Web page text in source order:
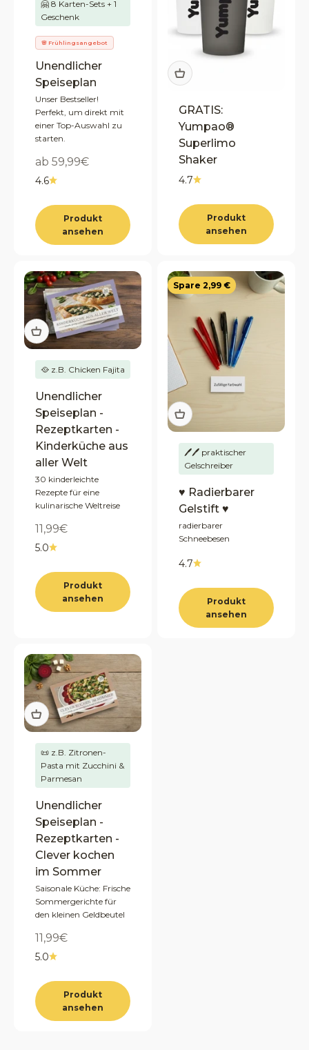
🤗 8 Karten-Sets + 1
Geschenk
🌸 Frühlingsangebot
Unendlicher
Speiseplan
Unser Bestseller!
Perfekt, um direkt mit
einer Top-Auswahl zu
starten.
Angebot
ab 59,99€
4.6
Produkt
ansehen
GRATIS:
Yumpao®
Superlimo
Shaker
4.7
Produkt
ansehen
🥘 z.B. Chicken Fajita
Unendlicher
Speiseplan -
Rezeptkarten -
Kinderküche aus
aller Welt
30 kinderleichte
Rezepte für eine
kulinarische Weltreise
Angebot
11,99€
5.0
Produkt
ansehen
Spare 2,99 €
🖊️🖊️ praktischer
Gelschreiber
♥ Radierbarer
Gelstift ♥
radierbarer
Schneebesen
4.7
Produkt
ansehen
📜 z.B. Zitronen-
Pasta mit Zucchini &
Parmesan
Unendlicher
Speiseplan -
Rezeptkarten -
Clever kochen
im Sommer
Saisonale Küche: Frische
Sommergerichte für
den kleinen Geldbeutel
Angebot
11,99€
5.0
Produkt
ansehen